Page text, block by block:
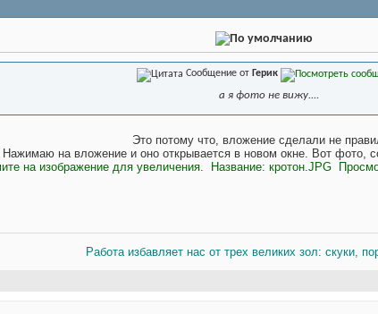
Сообщение от Герик
а я фото не вижу....
Это потому что, вложение сделали не
Нажимаю на вложение и оно открывается в новом окне. Вот фото,
Работа избавляет нас от трех великих зол: скуки,